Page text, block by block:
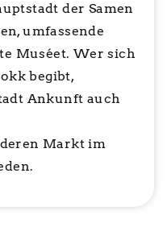
der Samen
umfassende
Muséet. Wer sich
begibt,
Ankunft auch
Markt im